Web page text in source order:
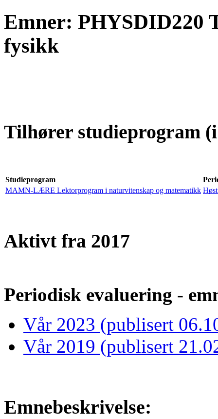
Emner: PHYSDID220
fysikk
Tilhører studieprogram
Studieprogram
MAMN-LÆRE Lektorprogram i naturvitenskap og matematikk
Aktivt fra 2017
Periodisk evaluering -
Vår 2023 (publisert
Vår 2019 (publisert
Emnebeskrivelse: